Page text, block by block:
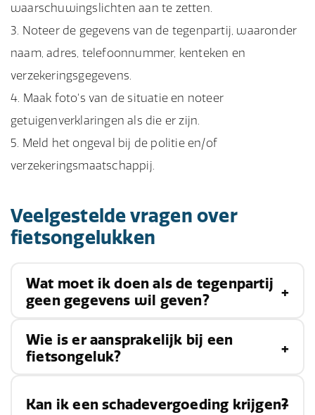
waarschuwingslichten aan te zetten.
Noteer de gegevens van de tegenpartij, waaronder
naam, adres, telefoonnummer, kenteken en
verzekeringsgegevens.
Maak foto's van de situatie en noteer
getuigenverklaringen als die er zijn.
Meld het ongeval bij de politie en/of
verzekeringsmaatschappij.
Veelgestelde vragen over
fietsongelukken
Wat moet ik doen als de tegenpartij
geen gegevens wil geven?
Als de tegenpartij geen gegevens wil geven, kun
je het beste de politie inschakelen en aangifte
verzamelen.
Wie is er aansprakelijk bij een
fietsongeluk?
De aansprakelijkheid bij een ongeval is
Kan ik een schadevergoeding krijgen?